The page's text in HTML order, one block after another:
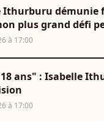
Ithurburu démunie
plus grand défi
à 17:00
18 ans" : Isabelle
à 17:00